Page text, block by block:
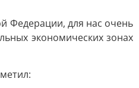
Федерации, для нас очень
экономических зонах